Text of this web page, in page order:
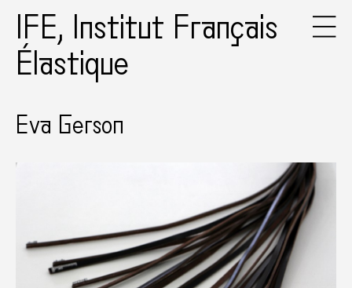
IFE, Institut Français
Élastique
Eva Gerson